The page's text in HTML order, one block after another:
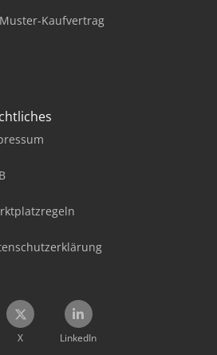
Muster-Kaufvertrag
X LinkedIn